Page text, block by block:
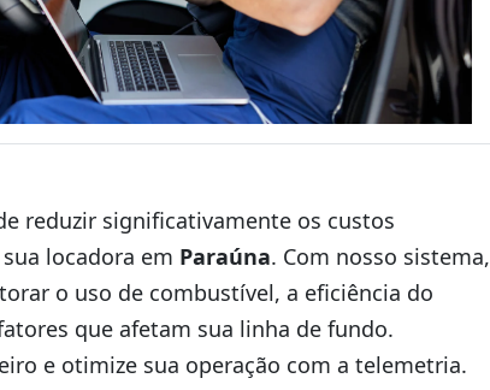
reduzir significativamente os custos
locadora em Paraúna. Com nosso sistema,
o uso de combustível, a eficiência do
que afetam sua linha de fundo.
e otimize sua operação com a telemetria.